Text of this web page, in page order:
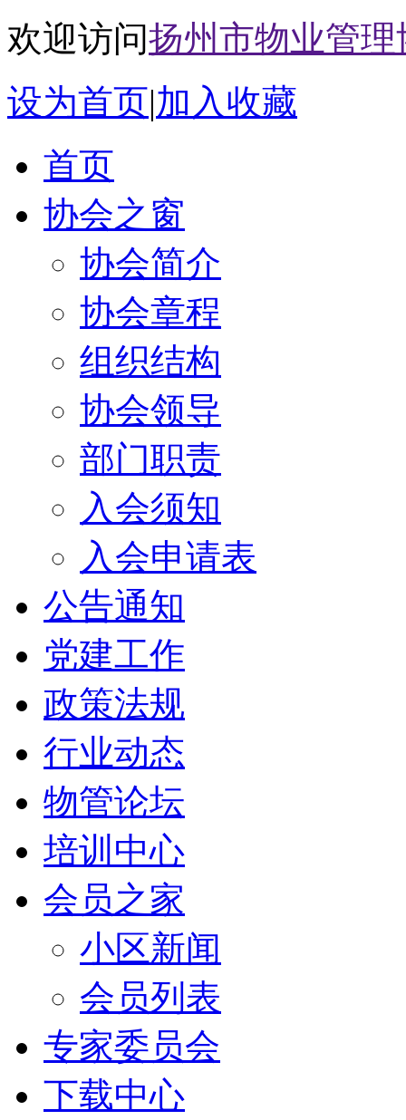
欢迎访问扬州市物业管理
设为首页|加入收藏
首页
协会之窗
协会简介
协会章程
组织结构
协会领导
部门职责
入会须知
入会申请表
公告通知
党建工作
政策法规
行业动态
物管论坛
培训中心
会员之家
小区新闻
会员列表
专家委员会
下载中心